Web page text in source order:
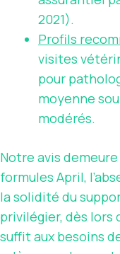
2021).
Profils
visites
pour
moyenne
modérés.
Notre avis
formules April,
la solidité du
privilégier, dès lors
suffit aux besoins